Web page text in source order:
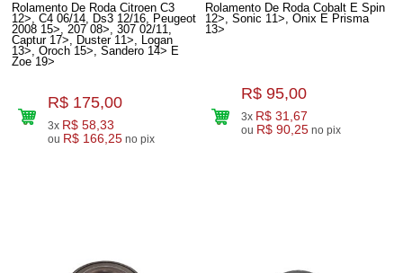
Rolamento De Roda Citroen C3
12>, C4 06/14, Ds3 12/16, Peugeot
2008 15>, 207 08>, 307 02/11,
Captur 17>, Duster 11>, Logan
13>, Oroch 15>, Sandero 14> E
Zoe 19>
R$ 175,00
3x R$ 58,33
ou R$ 166,25 no pix
Rolamento De Roda Cobalt E Spin
12>, Sonic 11>, Onix E Prisma
13>
R$ 95,00
3x R$ 31,67
ou R$ 90,25 no pix